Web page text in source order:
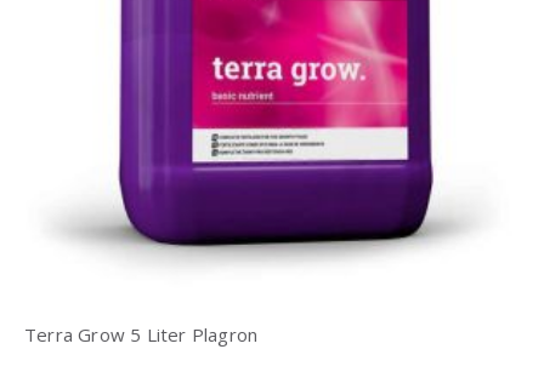
Terra Grow 5 Liter Plagron